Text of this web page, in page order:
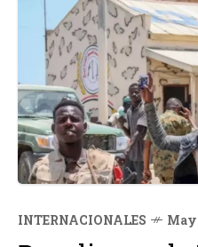
INTERNACIONALES May